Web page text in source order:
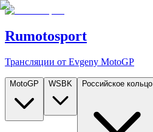
Rumotosport
Трансляции от Evgeny MotoGP
MotoGP WSBK Российское кольцо